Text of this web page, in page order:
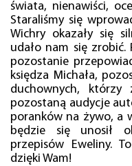
świata, nienawiści,
Staraliśmy się
Wichry okazały się
udało nam się zrobić.
pozostanie
księdza Michała,
duchownych, którzy
pozostaną audycje
poranków na żywo, a
będzie się unosił
przepisów Eweliny.
dzięki Wam!